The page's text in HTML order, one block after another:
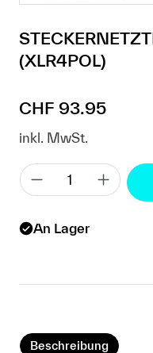
(XLR4POL)
Regulärer Preis:
CHF 93.95
inkl. MwSt.
An Lager
Beschreibung